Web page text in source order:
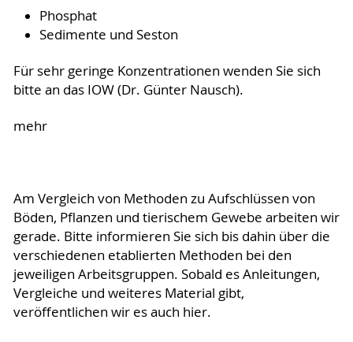
Phosphat
Sedimente und Seston
Für sehr geringe Konzentrationen wenden Sie sich
bitte an das IOW (Dr. Günter Nausch).
mehr
Am Vergleich von Methoden zu Aufschlüssen von
Böden, Pflanzen und tierischem Gewebe arbeiten wir
gerade. Bitte informieren Sie sich bis dahin über die
verschiedenen etablierten Methoden bei den
jeweiligen Arbeitsgruppen. Sobald es Anleitungen,
Vergleiche und weiteres Material gibt,
veröffentlichen wir es auch hier.